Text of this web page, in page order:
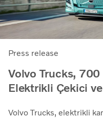
Press release
Volvo Trucks,
Elektrikli Çekici ve
Volvo Trucks, elektrikli